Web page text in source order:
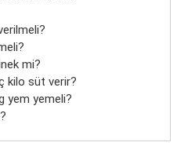
mi?
kilo süt verir?
yem yemeli?